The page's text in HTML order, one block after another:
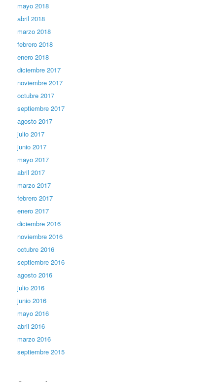
mayo 2018
abril 2018
marzo 2018
febrero 2018
enero 2018
diciembre 2017
noviembre 2017
octubre 2017
septiembre 2017
agosto 2017
julio 2017
junio 2017
mayo 2017
abril 2017
marzo 2017
febrero 2017
enero 2017
diciembre 2016
noviembre 2016
octubre 2016
septiembre 2016
agosto 2016
julio 2016
junio 2016
mayo 2016
abril 2016
marzo 2016
septiembre 2015